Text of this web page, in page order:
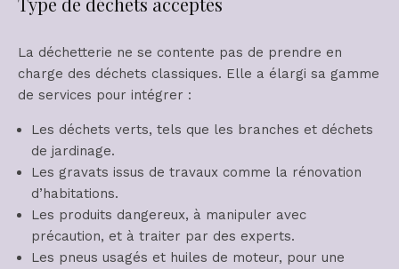
La déchetterie ne se contente pas de prendre en
charge des déchets classiques. Elle a élargi sa gamme
de services pour intégrer :
Les déchets verts, tels que les branches et déchets
de jardinage.
Les gravats issus de travaux comme la rénovation
d’habitations.
Les produits dangereux, à manipuler avec
précaution, et à traiter par des experts.
Les pneus usagés et huiles de moteur, pour une